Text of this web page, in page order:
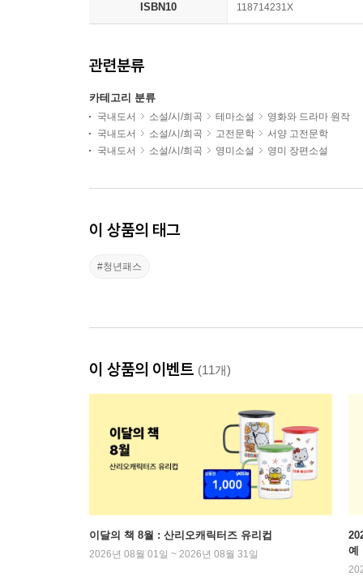
ISBN10 118714231X
관련분류
카테고리 분류
국내도서 소설/시/희곡 테마소설
영화와 드라마 원작
국내도서
소설/시/희곡 고전문학
서양 고전문학
국내도서
소설/시/희곡 영미소설 영미 장편소설
이 상품의 태그
#청년패스
이 상품의 이벤트 (11개)
이달의 책 8월 : 산리오캐릭터즈 유리컵
2026년 08월 01일 ~ 2026년 08월 31일
예